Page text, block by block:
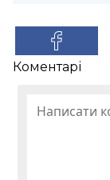
Коментарі